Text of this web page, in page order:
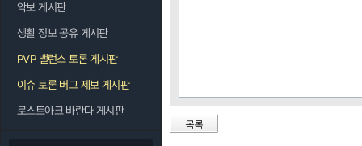
악보 게시판
생활 정보 공유 게시판
PVP 밸런스 토론 게시판
이슈 토론 버그 제보 게시판
로스트아크 바란다 게시판
목록